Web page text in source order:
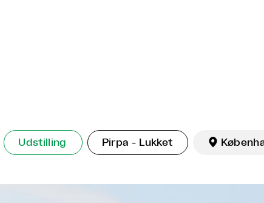
Udstilling Pirpa - Lukket 